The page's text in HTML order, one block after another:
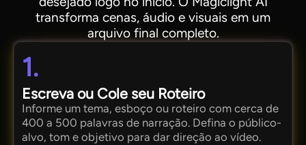
transforma cenas, áudio e visuais em um
arquivo final completo.
1.
Escreva ou Cole seu Roteiro
Informe um tema, esboço ou roteiro com cerca de
400 a 500 palavras de narração. Defina o público-
alvo, tom e objetivo para dar direção ao vídeo.